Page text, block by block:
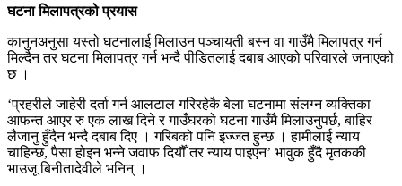
घटना मिलापत्रको प्रयास
कानुनअनुसा यस्तो घटनालाई मिलाउन पञ्चायती बस्न वा गाउँमै मिलापत्र गर्न
मिल्दैन तर घटना मिलापत्र गर्न भन्दै पीडितलाई दबाब आएको परिवारले जनाएको
छ ।
‘प्रहरीले जाहेरी दर्ता गर्न आलटाल गरिरहेकै बेला घटनामा संलग्न व्यक्तिका
आफन्त आएर रु एक लाख दिने र गाउँघरको घटना गाउँमै मिलाउनुपर्छ, बाहिर
लैजानु हुँदैन भन्दै दबाब दिए । गरिबको पनि इज्जत हुन्छ । हामीलाई न्याय
चाहिन्छ, पैसा होइन भन्ने जवाफ दियौँ तर न्याय पाइएन’ भावुक हुँदै मृतककी
भाउजू बिनीतादेवीले भनिन् ।